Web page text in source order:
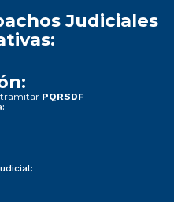
Judiciales
PQRSDF